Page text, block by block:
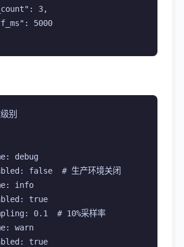
3,
5000
别
debug
false  # 生产环境关闭
info
true
0.1  # 10%采样率
warn
true